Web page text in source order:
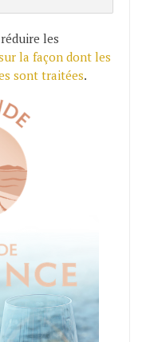
les
la façon dont les
sont traitées.